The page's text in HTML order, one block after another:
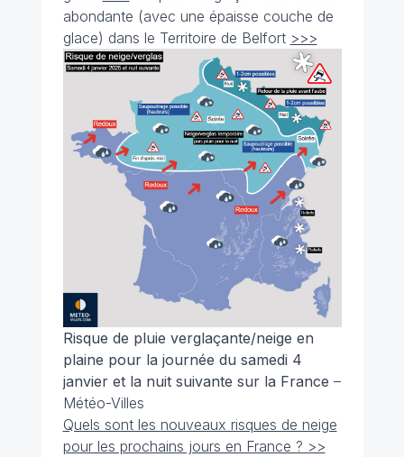
abondante (avec une épaisse couche de
glace) dans le Territoire de Belfort >>>
Risque de pluie verglaçante/neige en
plaine pour la journée du samedi 4
janvier et la nuit suivante sur la France –
Météo-Villes
Quels sont les nouveaux risques de neige
pour les prochains jours en France ? >>